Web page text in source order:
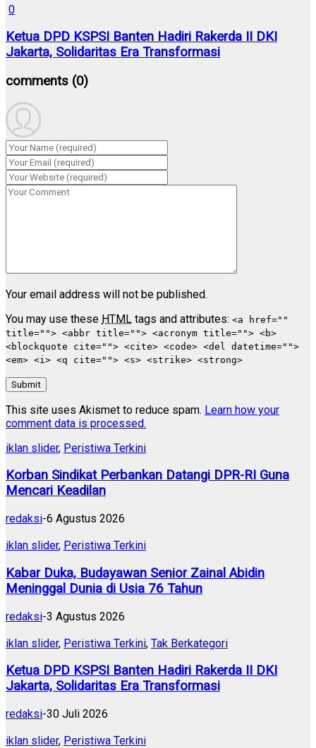
0
Ketua DPD KSPSI Banten Hadiri Rakerda II DKI
Jakarta, Solidaritas Era Transformasi
comments (0)
Your email address will not be published.
You may use these HTML tags and attributes: <a href=""
title=""> <abbr title=""> <acronym title=""> <b>
<blockquote cite=""> <cite> <code> <del datetime="">
<em> <i> <q cite=""> <s> <strike> <strong>
Submit
This site uses Akismet to reduce spam. Learn how your
comment data is processed.
iklan slider, Peristiwa Terkini
Korban Sindikat Perbankan Datangi DPR-RI Guna
Mencari Keadilan
redaksi-6 Agustus 2026
iklan slider, Peristiwa Terkini
Kabar Duka, Budayawan Senior Zainal Abidin
Meninggal Dunia di Usia 76 Tahun
redaksi-3 Agustus 2026
iklan slider, Peristiwa Terkini, Tak Berkategori
Ketua DPD KSPSI Banten Hadiri Rakerda II DKI
Jakarta, Solidaritas Era Transformasi
redaksi-30 Juli 2026
iklan slider, Peristiwa Terkini